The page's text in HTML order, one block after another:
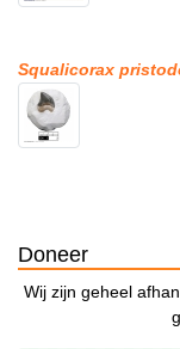
Squalicorax
Doneer
Wij zijn geheel